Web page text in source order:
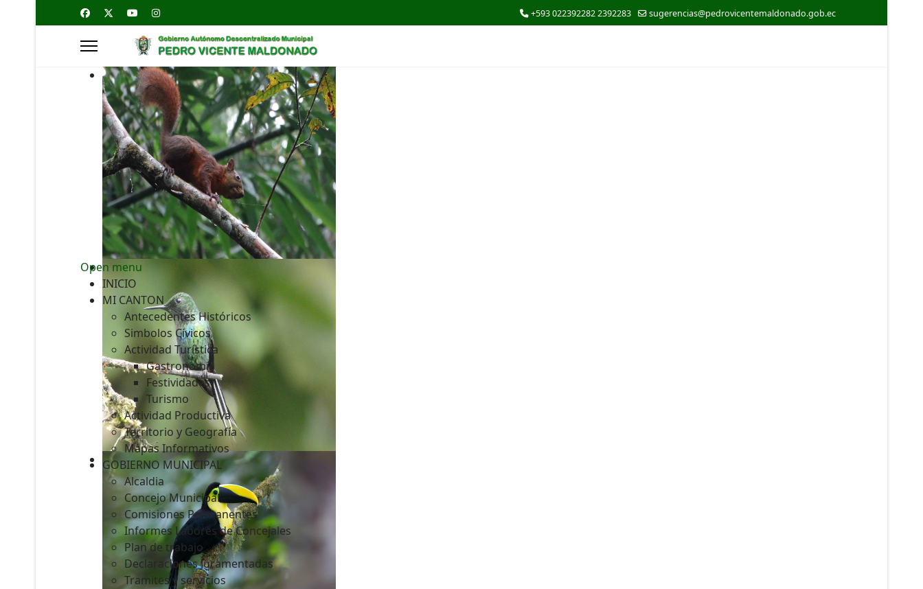
+593 022392282 2392283 sugerencias@pedrovicentemaldonado.gob.ec
Open menu
INICIO
MI CANTON
Antecedentes Históricos
Simbolos Cívicos
Actividad Turística
Gastronomía
Festividades
Turismo
Actividad Productiva
Territorio y Geografía
Mapas Informativos
GOBIERNO MUNICIPAL
Alcaldia
Concejo Municipal
Comisiones Permanentes
Informes Labores de Concejales
Plan de trabajo
Declaraciones Juramentadas
Tramites y servicios